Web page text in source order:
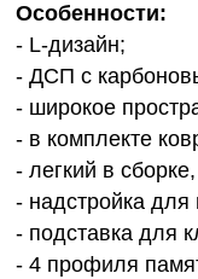
Особенности:
- L-дизайн;
- ДСП с
- широкое
- в комплекте
- легкий в
- надстройка для
- подставка для
- 4 профиля